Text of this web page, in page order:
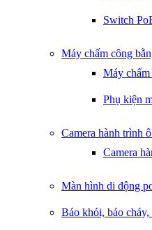
Switch
Máy chấm công
Máy chấm
Phụ kiện
Camera hành trình
Camera
Màn hình di động
Báo khói, báo cháy,